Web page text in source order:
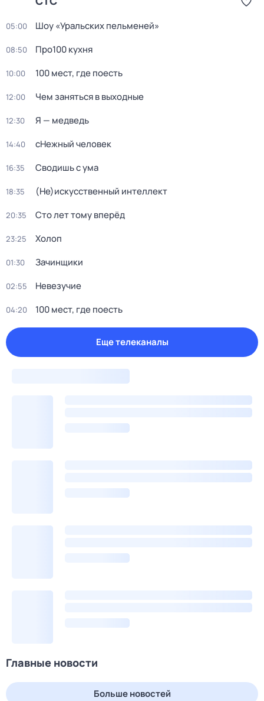
05:00 Шоу «Уральских пельменей»
08:50 Про100 кухня
10:00 100 мест, где поесть
12:00 Чем заняться в выходные
12:30 Я — медведь
14:40 сНежный человек
16:35 Сводишь с ума
18:35 (Не)иcкусственный интeллект
20:35 Сто лет тому вперёд
23:25 Холоп
01:30 Зачинщики
02:55 Невезучие
04:20 100 мест, где поесть
Еще телеканалы
Главные новости
Больше новостей